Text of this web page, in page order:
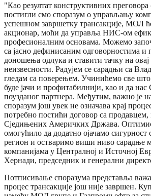
"Као резултат конструктивних
постигли смо споразум о управљању
успешном завршетку трансакције, МОЛ
акционар, моћи да управља НИС-ом
професионалним основама. Можемо
са јасно дефинисаним одговорностима и
доношења одлука и ставити тачку на
неизвесности. Радујем се сарадњи са
гледам са поверењем. Учинићемо све
буде јачи и профитабилнији, као и да нас
поузданог партнера. Међутим, важно је
споразум још увек не означава крај
потребно постићи договор са
Сједињених Америчких Држава.
омогућило да додатно ојачамо сигурност
регион и остваримо виши ниво сарадње
компанијама у Централној и Источној
Хернади, председник и генерални
Потписивање споразума представља
процес трансакције још није завршен.